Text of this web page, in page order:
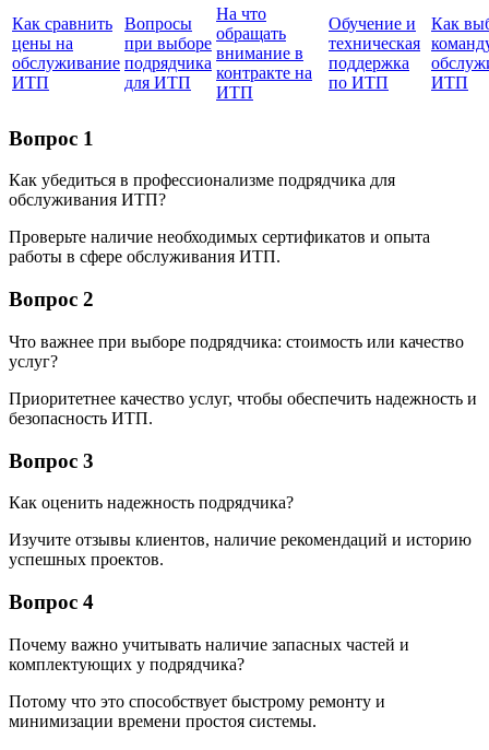
Как сравнить
цены на
обслуживание
ИТП
Вопросы
при выборе
подрядчика
для ИТП
На что
обращать
внимание в
контракте на
ИТП
Обучение и
техническая
поддержка
по ИТП
Как
ИТП
Вопрос 1
Как убедиться в профессионализме подрядчика для
обслуживания ИТП?
Проверьте наличие необходимых сертификатов и опыта
работы в сфере обслуживания ИТП.
Вопрос 2
Что важнее при выборе подрядчика: стоимость или качество
услуг?
Приоритетнее качество услуг, чтобы обеспечить надежность и
безопасность ИТП.
Вопрос 3
Как оценить надежность подрядчика?
Изучите отзывы клиентов, наличие рекомендаций и историю
успешных проектов.
Вопрос 4
Почему важно учитывать наличие запасных частей и
комплектующих у подрядчика?
Потому что это способствует быстрому ремонту и
минимизации времени простоя системы.